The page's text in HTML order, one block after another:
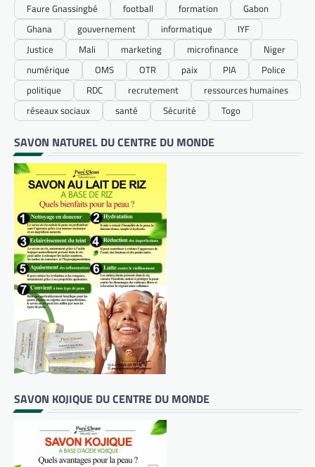
Faure Gnassingbé
football formation
Gabon
Ghana
gouvernement informatique
IYF
Justice
Mali marketing microfinance
Niger
numérique
OMS OTR paix PIA
Police
politique
RDC recrutement
ressources humaines
réseaux sociaux
santé Sécurité Togo
SAVON NATUREL DU CENTRE DU MONDE
SAVON KOJIQUE DU CENTRE DU MONDE